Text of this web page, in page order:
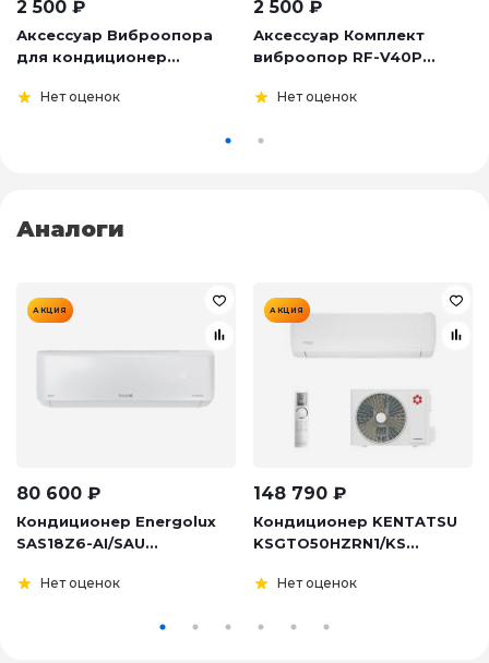
2 500 ₽
Аксессуар Виброопора
для кондиционер...
Нет оценок
2 500 ₽
Аксессуар Комплект
виброопор RF-V40P...
Нет оценок
Аналоги
АКЦИЯ
80 600 ₽
Кондиционер Energolux
SAS18Z6-AI/SAU...
Нет оценок
АКЦИЯ
148 790 ₽
Кондиционер KENTATSU
KSGTO50HZRN1/KS...
Нет оценок